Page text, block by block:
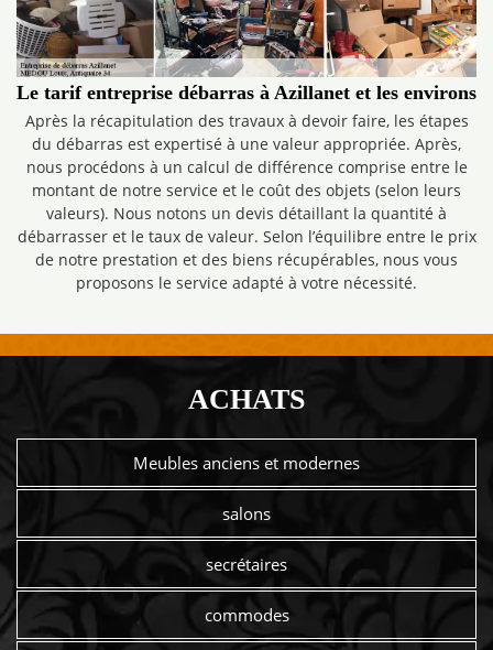
Le tarif entreprise débarras à Azillanet et les environs
Après la récapitulation des travaux à devoir faire, les étapes
du débarras est expertisé à une valeur appropriée. Après,
nous procédons à un calcul de différence comprise entre le
montant de notre service et le coût des objets (selon leurs
valeurs). Nous notons un devis détaillant la quantité à
débarrasser et le taux de valeur. Selon l’équilibre entre le prix
de notre prestation et des biens récupérables, nous vous
proposons le service adapté à votre nécessité.
ACHATS
Meubles anciens et modernes
salons
secrétaires
commodes